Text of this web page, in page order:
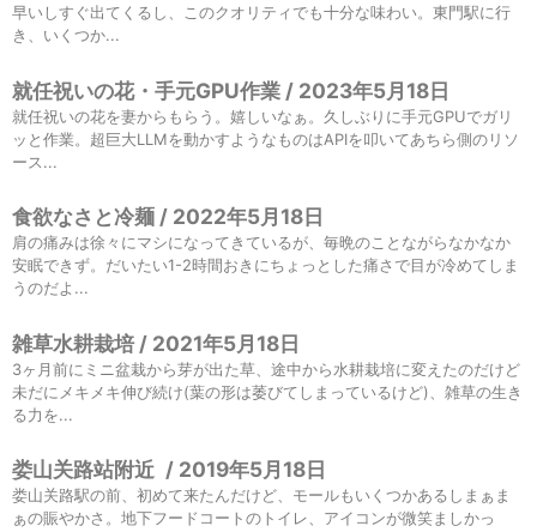
早いしすぐ出てくるし、このクオリティでも十分な味わい。東門駅に行
き、いくつか...
就任祝いの花・手元GPU作業 / 2023年5月18日
就任祝いの花を妻からもらう。嬉しいなぁ。久しぶりに手元GPUでガリ
ッと作業。超巨大LLMを動かすようなものはAPIを叩いてあちら側のリソ
ース...
食欲なさと冷麺 / 2022年5月18日
肩の痛みは徐々にマシになってきているが、毎晩のことながらなかなか
安眠できず。だいたい1-2時間おきにちょっとした痛さで目が冷めてしま
うのだよ...
雑草水耕栽培 / 2021年5月18日
3ヶ月前にミニ盆栽から芽が出た草、途中から水耕栽培に変えたのだけど
未だにメキメキ伸び続け(葉の形は萎びてしまっているけど)、雑草の生き
る力を...
娄山关路站附近 / 2019年5月18日
娄山关路駅の前、初めて来たんだけど、モールもいくつかあるしまぁま
ぁの賑やかさ。地下フードコートのトイレ、アイコンが微笑ましかっ